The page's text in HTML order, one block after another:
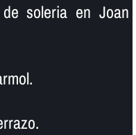
de soleria en Joan